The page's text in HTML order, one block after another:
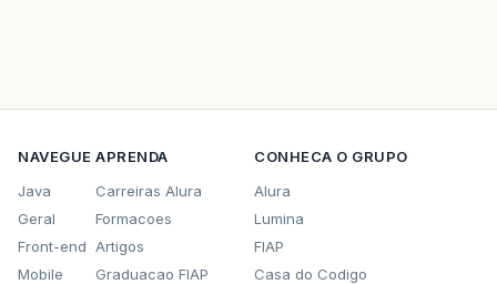
NAVEGUE
Java
Geral
Front-end
Mobile
APRENDA
Carreiras Alura
Formacoes
Artigos
Graduacao FIAP
CONHECA O GRUPO
Alura
Lumina
FIAP
Casa do Codigo